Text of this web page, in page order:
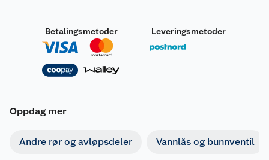
Betalingsmetoder Leveringsmetoder
Oppdag mer
Andre rør og avløpsdeler Vannlås og bunnventil